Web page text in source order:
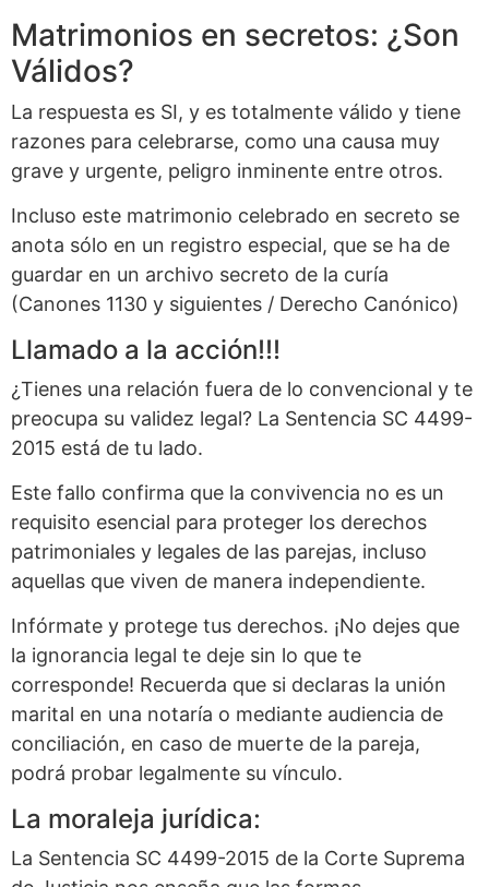
Matrimonios en secretos: ¿Son
Válidos?
La respuesta es SI, y es totalmente válido y tiene
razones para celebrarse, como una causa muy
grave y urgente, peligro inminente entre otros.
Incluso este matrimonio celebrado en secreto se
anota sólo en un registro especial, que se ha de
guardar en un archivo secreto de la curía
(Canones 1130 y siguientes / Derecho Canónico)
Llamado a la acción!!!
¿Tienes una relación fuera de lo convencional y te
preocupa su validez legal? La Sentencia SC 4499-
2015 está de tu lado.
Este fallo confirma que la convivencia no es un
requisito esencial para proteger los derechos
patrimoniales y legales de las parejas, incluso
aquellas que viven de manera independiente.
Infórmate y protege tus derechos. ¡No dejes que
la ignorancia legal te deje sin lo que te
corresponde! Recuerda que si declaras la unión
marital en una notaría o mediante audiencia de
conciliación, en caso de muerte de la pareja,
podrá probar legalmente su vínculo.
La moraleja jurídica:
La Sentencia SC 4499-2015 de la Corte Suprema